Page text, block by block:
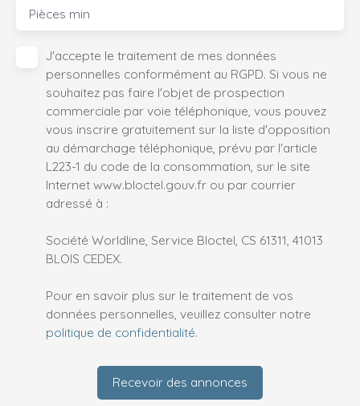
Pièces min
J'accepte le traitement de mes données
personnelles conformément au RGPD. Si vous ne
souhaitez pas faire l'objet de prospection
commerciale par voie téléphonique, vous pouvez
vous inscrire gratuitement sur la liste d'opposition
au démarchage téléphonique, prévu par l'article
L223-1 du code de la consommation, sur le site
Internet www.bloctel.gouv.fr ou par courrier
adressé à :
Société Worldline, Service Bloctel, CS 61311, 41013
BLOIS CEDEX.
Pour en savoir plus sur le traitement de vos
données personnelles, veuillez consulter notre
politique de confidentialité.
Recevoir des annonces